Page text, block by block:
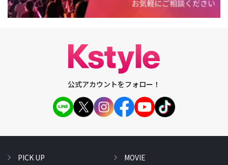
公式アカウントをフォロー！
PICK UP MOVIE